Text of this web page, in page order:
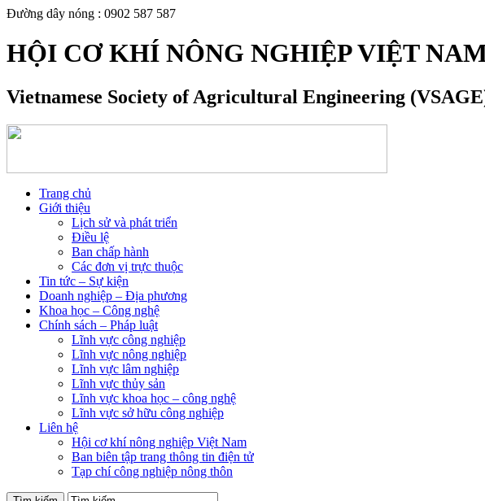
Đường dây nóng : 0902 587 587
HỘI CƠ KHÍ NÔNG NGHIỆP VIỆT
Vietnamese Society of Agricultural Engineering
Trang chủ
Giới thiệu
Lịch sử và phát triển
Điều lệ
Ban chấp hành
Các đơn vị trực thuộc
Tin tức – Sự kiện
Doanh nghiệp – Địa phương
Khoa học – Công nghệ
Chính sách – Pháp luật
Lĩnh vực công nghiệp
Lĩnh vực nông nghiệp
Lĩnh vực lâm nghiệp
Lĩnh vực thủy sản
Lĩnh vực khoa học – công nghệ
Lĩnh vực sở hữu công nghiệp
Liên hệ
Hội cơ khí nông nghiệp Việt Nam
Ban biên tập trang thông tin điện tử
Tạp chí công nghiệp nông thôn